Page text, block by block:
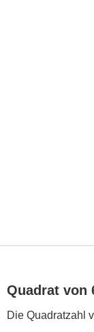
Quadrat von
Die Quadratzahl